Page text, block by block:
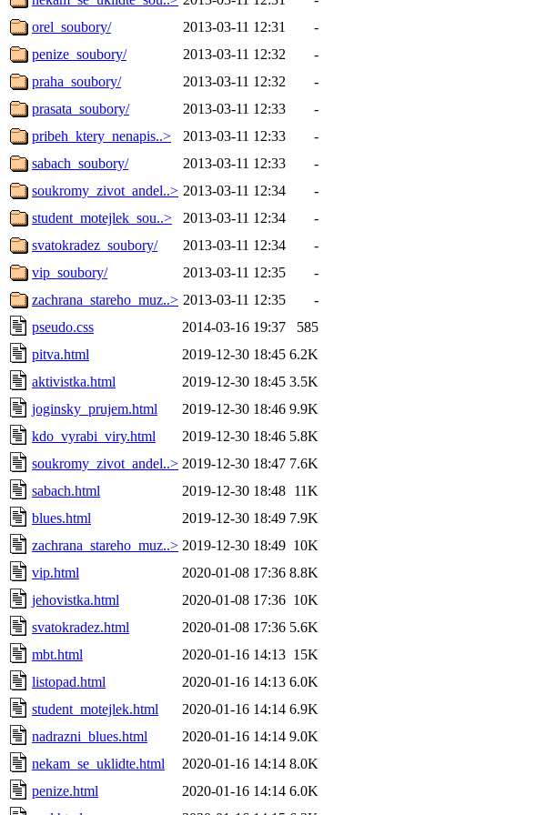
orel_soubory/
2013-03-11 12:31
-
penize_soubory/
2013-03-11 12:32
-
praha_soubory/
2013-03-11 12:32
-
prasata_soubory/
2013-03-11 12:33
-
pribeh_ktery_nenapis..>
2013-03-11 12:33
-
sabach_soubory/
2013-03-11 12:33
-
soukromy_zivot_andel..> 2013-03-11 12:34
-
student_motejlek_sou..>
2013-03-11 12:34
-
svatokradez_soubory/
2013-03-11 12:34
-
vip_soubory/
2013-03-11 12:35
-
zachrana_stareho_muz..> 2013-03-11 12:35
-
pseudo.css
2014-03-16 19:37
585
pitva.html
2019-12-30 18:45 6.2K
aktivistka.html
2019-12-30 18:45 3.5K
joginsky_prujem.html
2019-12-30 18:46 9.9K
kdo_vyrabi_viry.html
2019-12-30 18:46 5.8K
soukromy_zivot_andel..> 2019-12-30 18:47 7.6K
sabach.html
2019-12-30 18:48 11K
blues.html
2019-12-30 18:49 7.9K
zachrana_stareho_muz..> 2019-12-30 18:49 10K
vip.html
2020-01-08 17:36 8.8K
jehovistka.html
2020-01-08 17:36 10K
svatokradez.html
2020-01-08 17:36 5.6K
mbt.html
2020-01-16 14:13 15K
listopad.html
2020-01-16 14:13 6.0K
student_motejlek.html
2020-01-16 14:14 6.9K
nadrazni_blues.html
2020-01-16 14:14 9.0K
nekam_se_uklidte.html
2020-01-16 14:14 8.0K
penize.html
2020-01-16 14:14 6.0K